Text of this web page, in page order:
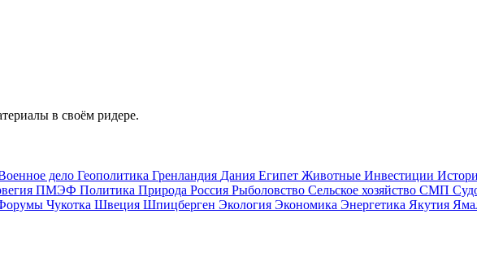
в своём ридере.
дело Геополитика Гренландия Дания Египет Животные Инвестиции
ПМЭФ Политика Природа Россия Рыболовство Сельское хозяйство СМП
Чукотка Швеция Шпицберген Экология Экономика Энергетика Якутия